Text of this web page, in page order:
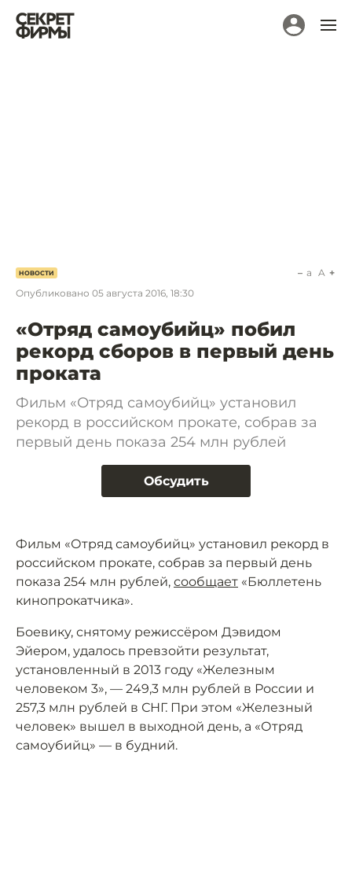
НОВОСТИ
Опубликовано 05 августа 2016, 18:30
a A
«Отряд самоубийц» побил
рекорд сборов в первый день
проката
Фильм «Отряд самоубийц» установил
рекорд в российском прокате, собрав за
первый день показа 254 млн рублей
Обсудить
Фильм «Отряд самоубийц» установил рекорд в
российском прокате, собрав за первый день
показа 254 млн рублей, сообщает «Бюллетень
кинопрокатчика».
Боевику, снятому режиссёром Дэвидом
Эйером, удалось превзойти результат,
установленный в 2013 году «Железным
человеком 3», — 249,3 млн рублей в России и
257,3 млн рублей в СНГ. При этом «Железный
человек» вышел в выходной день, а «Отряд
самоубийц» — в будний.